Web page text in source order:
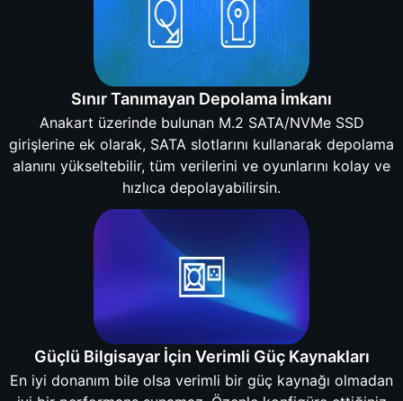
Sınır Tanımayan Depolama İmkanı
Anakart üzerinde bulunan M.2 SATA/NVMe SSD
girişlerine ek olarak, SATA slotlarını kullanarak depolama
alanını yükseltebilir, tüm verilerini ve oyunlarını kolay ve
hızlıca depolayabilirsin.
Güçlü Bilgisayar İçin Verimli Güç Kaynakları
En iyi donanım bile olsa verimli bir güç kaynağı olmadan